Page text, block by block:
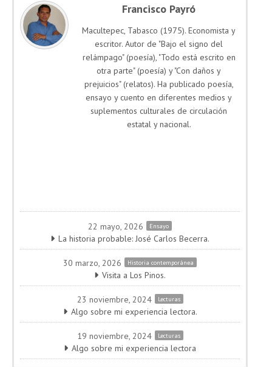
Francisco Payró
Macultepec, Tabasco (1975). Economista y
escritor. Autor de "Bajo el signo del
relámpago" (poesía), "Todo está escrito en
otra parte" (poesía) y "Con daños y
prejuicios" (relatos). Ha publicado poesía,
ensayo y cuento en diferentes medios y
suplementos culturales de circulación
estatal y nacional.
22 mayo, 2026 Ensayo
La historia probable: José Carlos Becerra.
30 marzo, 2026 Historia contemporánea
Visita a Los Pinos.
23 noviembre, 2024 Lecturas
Algo sobre mi experiencia lectora.
19 noviembre, 2024 Lecturas
Algo sobre mi experiencia lectora